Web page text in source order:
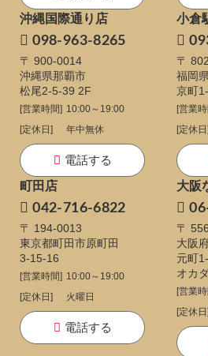
沖縄国際通り店
098-963-8265
〒 900-0014
沖縄県那覇市
松尾2-5-39 2F
[営業時間] 10:00～19:00
[定休日]
年中無休
電話する
小倉
〒
福岡
京町
[営業
[定休
町田店
042-716-6822
〒 194-0013
東京都町田市原町田
3-15-16
[営業時間] 10:00～19:00
[定休日]
火曜日
電話する
大阪
〒
大阪
元町
オカ
[営業
[定休